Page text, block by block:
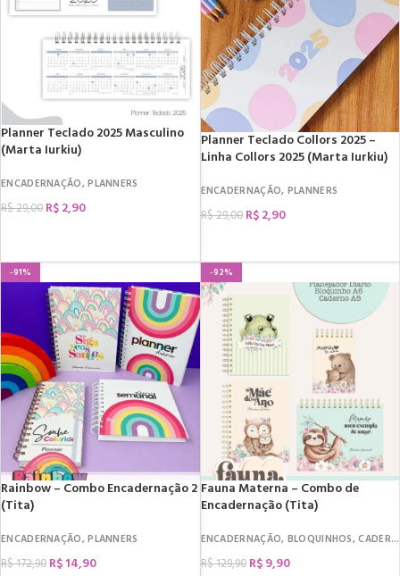
Planner Teclado 2025 Masculino
(Marta Iurkiu)
ENCADERNAÇÃO,PLANNERS
R$29,00 R$2,90
Planner Teclado Collors 2025 –
Linha Collors 2025 (Marta Iurkiu)
ENCADERNAÇÃO, PLANNERS
R$29,00 R$2,90
-91%
Rainbow – Combo Encadernação 2
(Tita)
ENCADERNAÇÃO,PLANNERS
R$172,90 R$14,90
-92%
Fauna Materna – Combo de
Encadernação (Tita)
ENCADERNAÇÃO, BLOQUINHOS,CADERNOS
R$129,90 R$9,90